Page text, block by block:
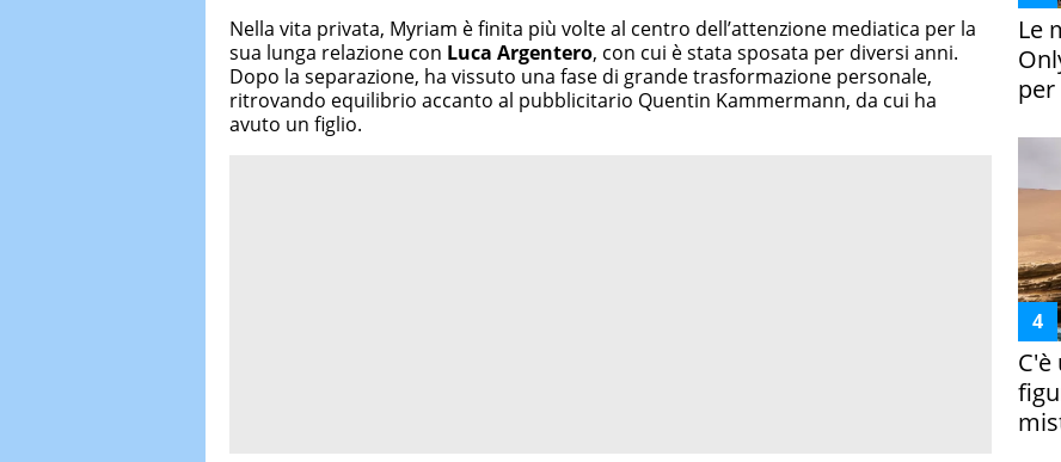
Nella vita privata, Myriam è finita più volte al centro dell’attenzione mediatica per la
sua lunga relazione con Luca Argentero, con cui è stata sposata per diversi anni.
Dopo la separazione, ha vissuto una fase di grande trasformazione personale,
ritrovando equilibrio accanto al pubblicitario Quentin Kammermann, da cui ha
avuto un figlio.
Le